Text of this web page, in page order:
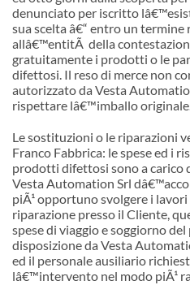
denunciato per iscritto lâ€™
sua scelta â€“ entro un
allâ€™entitÃ della
gratuitamente i prodotti o le
difettosi. Il reso di merce non
autorizzato da Vesta
rispettare lâ€™imballo originale.
Le sostituzioni o le riparazioni
Franco Fabbrica: le spese ed i
prodotti difettosi sono a carico
Vesta Automation Srl dâ€™
piÃ¹ opportuno svolgere i
riparazione presso il Cliente,
spese di viaggio e soggiorno
disposizione da Vesta
ed il personale ausiliario
lâ€™intervento nel modo piÃ¹